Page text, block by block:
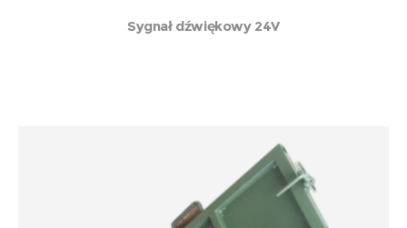
Sygnał dźwiękowy 24V